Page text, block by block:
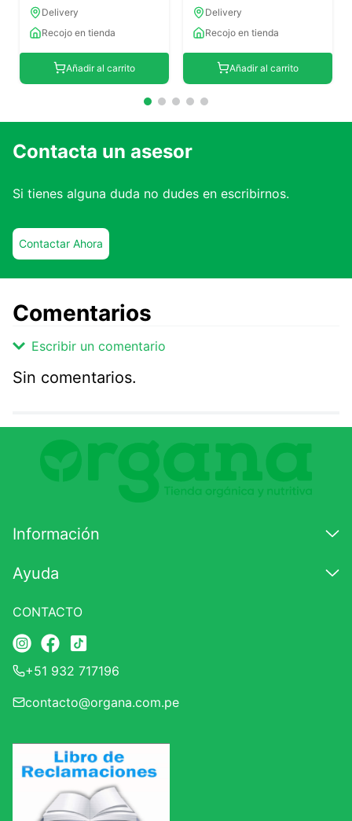
Delivery
Recojo en tienda
Añadir al carrito
Delivery
Recojo en tienda
Añadir al carrito
Contacta un asesor
Si tienes alguna duda no dudes en escribirnos.
Contactar Ahora
Comentarios
Escribir un comentario
Comentario
Califique el producto de 1 a 5 estrellas
★★★
Correo electrónico
ENVIAR COMENTARIO
Sin comentarios.
Información
Ayuda
CONTACTO
+51 932 717196
contacto@organa.com.pe